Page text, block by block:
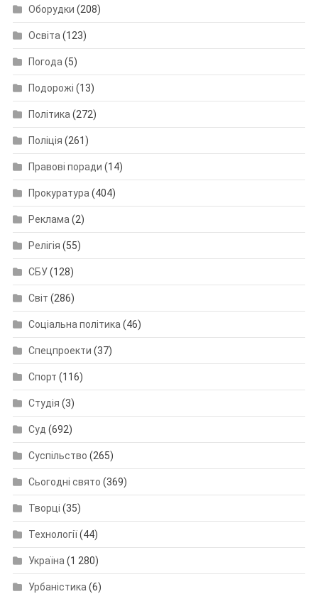
Оборудки (208)
Освіта(123)
Погода(5)
Подорожі (13)
Політика(272)
Поліція (261)
Правові поради (14)
Прокуратура(404)
Реклама(2)
Релігія (55)
СБУ(128)
Світ (286)
Соціальна політика(46)
Спецпроекти (37)
Спорт (116)
Студія (3)
Суд (692)
Суспільство (265)
Сьогодні свято (369)
Творці (35)
Технології(44)
Україна(1 280)
Урбаністика(6)